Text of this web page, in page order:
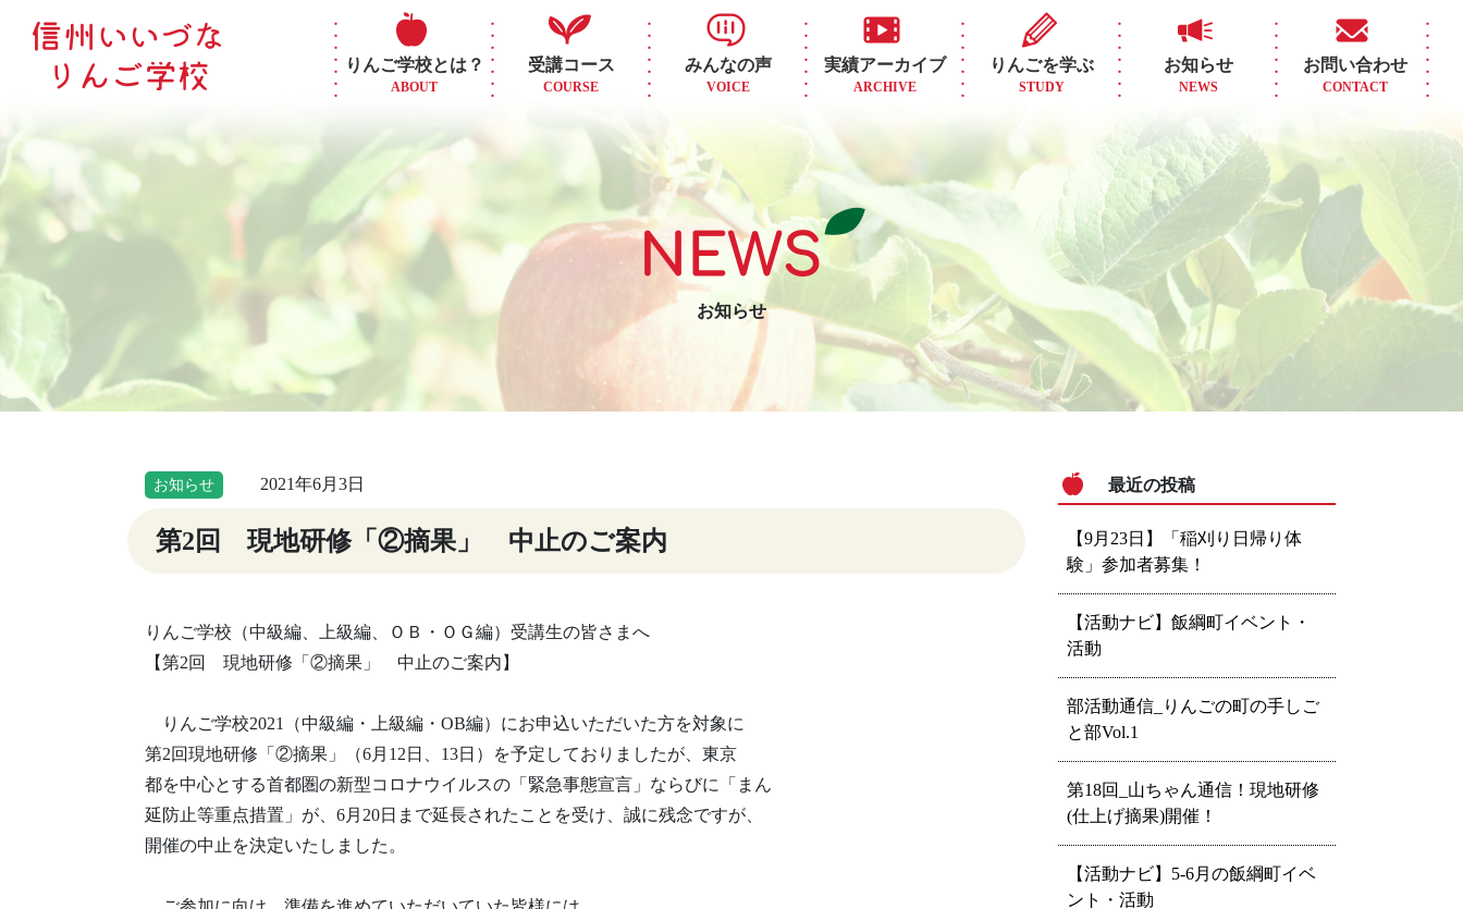
りんご学校とは？
ABOUT
受講コース
COURSE
みんなの声
VOICE
実績アーカイブ
ARCHIVE
りんごを学ぶ
STUDY
お知らせ
NEWS
お問い合わせ
CONTACT
お知らせ
お知らせ 2021年6月3日
第2回 現地研修「②摘果」 中止のご案内
りんご学校（中級編、上級編、ＯＢ・ＯＧ編）受講生の皆さまへ
【第2回 現地研修「②摘果」 中止のご案内】
りんご学校2021（中級編・上級編・OB編）にお申込いただいた方を対象に
第2回現地研修「②摘果」（6月12日、13日）を予定しておりましたが、東京
都を中心とする首都圏の新型コロナウイルスの「緊急事態宣言」ならびに「まん
延防止等重点措置」が、6月20日まで延長されたことを受け、誠に残念ですが、
開催の中止を決定いたしました。
最近の投稿
【9月23日】「稲刈り日帰り体
験」参加者募集！
【活動ナビ】飯綱町イベント・
活動
部活動通信_りんごの町の手しご
と部Vol.1
第18回_山ちゃん通信！現地研修
(仕上げ摘果)開催！
【活動ナビ】5-6月の飯綱町イベ
ント・活動